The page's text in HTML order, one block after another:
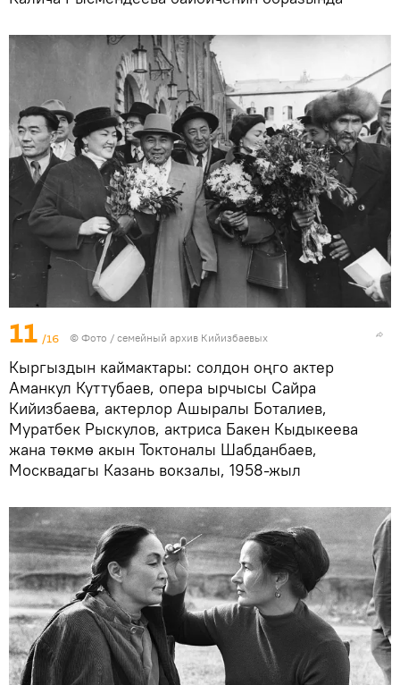
11 /16 © Фото / семейный архив Кийизбаевых
Кыргыздын каймактары: солдон оңго актер
Аманкул Куттубаев, опера ырчысы Сайра
Кийизбаева, актерлор Ашыралы Боталиев,
Муратбек Рыскулов, актриса Бакен Кыдыкеева
жана төкмө акын Токтоналы Шабданбаев,
Москвадагы Казань вокзалы, 1958-жыл